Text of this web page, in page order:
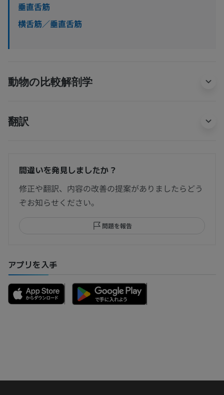
垂直舌筋
横舌筋／垂直舌筋
動物の比較解剖学
翻訳
間違いを発見しましたか？
修正や翻訳、内容の改善の提案がありましたらどう
ぞお知らせください。
問題を報告
アプリを入手